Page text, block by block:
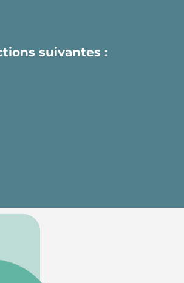
suivantes :